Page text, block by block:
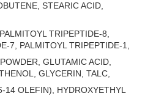
STEARIC ACID,
TRIPEPTIDE-8,
7, PALMITOYL TRIPEPTIDE-1,
GLUTAMIC ACID,
GLYCERIN, TALC,
14 OLEFIN), HYDROXYETHYL